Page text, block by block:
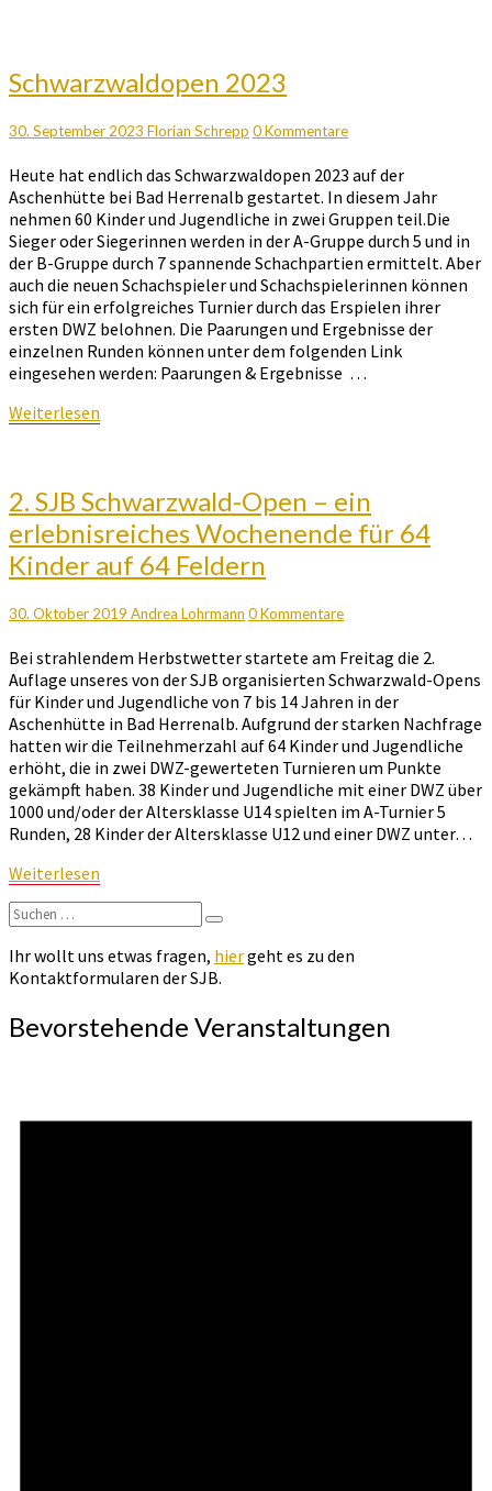
Schwarzwaldopen
2023
Schwarzwaldopen 2023
30. September 2023 Florian Schrepp Kommentare
0 Kommentare
Heute hat endlich das Schwarzwaldopen 2023 auf der
Aschenhütte bei Bad Herrenalb gestartet. In diesem Jahr
nehmen 60 Kinder und Jugendliche in zwei Gruppen teil.Die
Sieger oder Siegerinnen werden in der A-Gruppe durch 5 und in
der B-Gruppe durch 7 spannende Schachpartien ermittelt. Aber
auch die neuen Schachspieler und Schachspielerinnen können
sich für ein erfolgreiches Turnier durch das Erspielen ihrer
ersten DWZ belohnen. Die Paarungen und Ergebnisse der
einzelnen Runden können unter dem folgenden Link
eingesehen werden: Paarungen & Ergebnisse …
Weiterlesen
2.
SJB
Schwarzwald-
Open
–
ein
erlebnisreiches
Wochenende
für
64
Kinder
auf
64
Feldern
2. SJB Schwarzwald-Open – ein
erlebnisreiches Wochenende für 64
Kinder auf 64 Feldern
30. Oktober 2019 Andrea Lohrmann Kommentare
0 Kommentare
Bei strahlendem Herbstwetter startete am Freitag die 2.
Auflage unseres von der SJB organisierten Schwarzwald-Opens
für Kinder und Jugendliche von 7 bis 14 Jahren in der
Aschenhütte in Bad Herrenalb. Aufgrund der starken Nachfrage
hatten wir die Teilnehmerzahl auf 64 Kinder und Jugendliche
erhöht, die in zwei DWZ-gewerteten Turnieren um Punkte
gekämpft haben. 38 Kinder und Jugendliche mit einer DWZ über
1000 und/oder der Altersklasse U14 spielten im A-Turnier 5
Runden, 28 Kinder der Altersklasse U12 und einer DWZ unter…
Weiterlesen
Suchen
nach:
Suchen
Ihr wollt uns etwas fragen, hiergeht es zu den
Kontaktformularen der SJB.
Bevorstehende Veranstaltungen